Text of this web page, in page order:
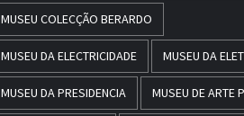
MUSEU COLECÇÃO BERARDO
MUSEU DA ELECTRICIDADE MUSEU DA
MUSEU DA PRESIDENCIA MUSEU DE ARTE